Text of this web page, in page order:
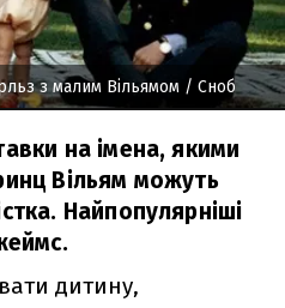
з малим Вільямом / Сноб
на імена, якими
Вільям можуть
Найпопулярніші
дитину,